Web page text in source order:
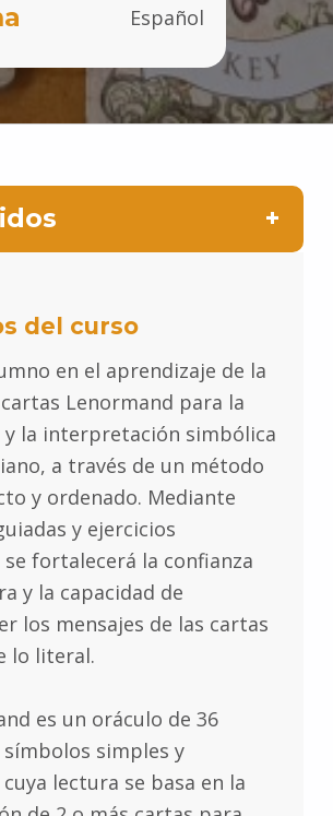
Español
del curso
en el aprendizaje de la
Lenormand para la
y la interpretación simbólica
a través de un método
y ordenado. Mediante
y ejercicios
fortalecerá la confianza
y la capacidad de
los mensajes de las cartas
lo literal.
es un oráculo de 36
simples y
lectura se basa en la